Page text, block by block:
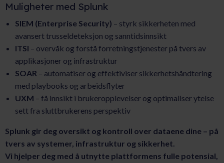
Muligheter med Splunk
SIEM (Enterprise Security) – styrk sikkerheten med
avansert trusseldeteksjon og sanntidsinnsikt
ITSI – overvåk og forstå forretningstjenester på tvers av
applikasjoner og infrastruktur
SOAR – automatiser og effektiviser sikkerhetshåndtering
med playbooks og arbeidsflyter
UXM – få innsikt i brukeropplevelser og optimaliser ytelse
sett fra sluttbrukerens perspektiv
Splunk gir deg oversikt og kontroll over dataene dine – på
tvers av systemer, infrastruktur og sikkerhet.
Vi hjelper deg med å utnytte plattformens fulle potensial,